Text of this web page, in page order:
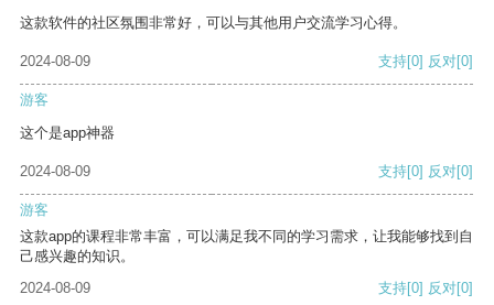
这款软件的社区氛围非常好，可以与其他用户交流学习心得。
2024-08-09 支持[0] 反对[0]
游客
这个是app神器
2024-08-09 支持[0] 反对[0]
游客
这款app的课程非常丰富，可以满足我不同的学习需求，让我能够找到自
己感兴趣的知识。
2024-08-09
支持[0] 反对[0]